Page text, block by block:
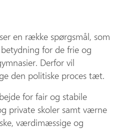
en række spørgsmål, som
for de frie og
Derfor vil
den politiske proces tæt.
for fair og stabile
private skoler samt værne
værdimæssige og